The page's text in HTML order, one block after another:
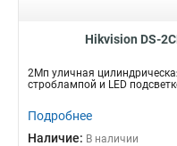
Hikvision DS-
2Мп уличная
строблампой и LED
Подробнее
Наличие: В наличии